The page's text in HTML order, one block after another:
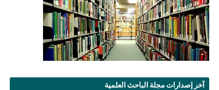
آخر إصدارات مجلة الباحث العلمية